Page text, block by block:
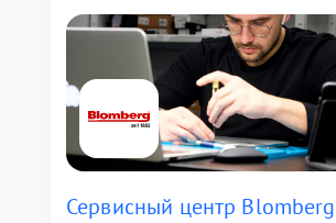
Сервисный центр Blomberg